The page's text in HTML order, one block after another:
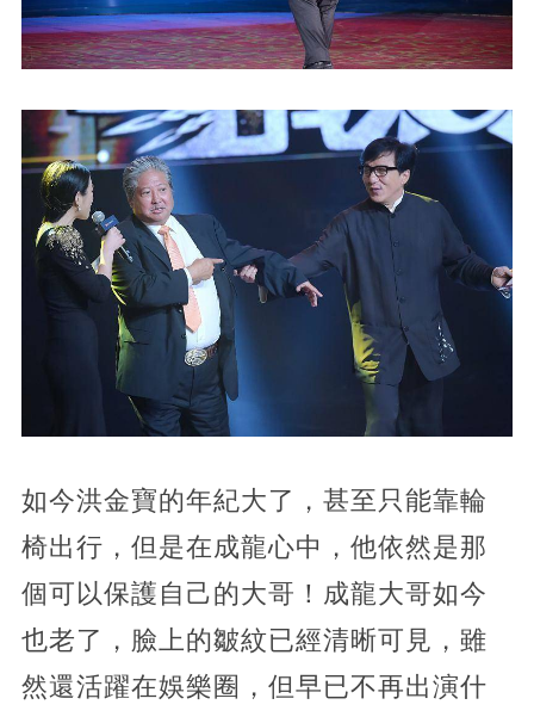
如今洪金寶的年紀大了，甚至只能靠輪
椅出行，但是在成龍心中，他依然是那
個可以保護自己的大哥！成龍大哥如今
也老了，臉上的皺紋已經清晰可見，雖
然還活躍在娛樂圈，但早已不再出演什